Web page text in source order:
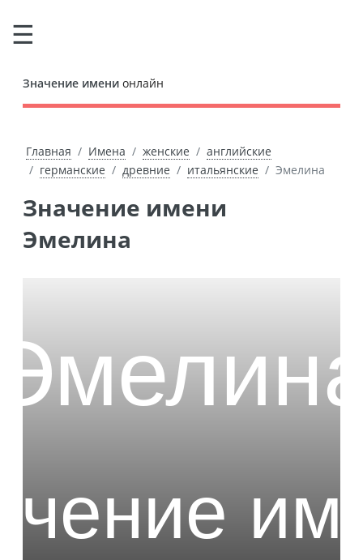
Значение имени онлайн
Главная Имена женские
английские
германские
древние итальянские Эмелина
Значение имени
Эмелина